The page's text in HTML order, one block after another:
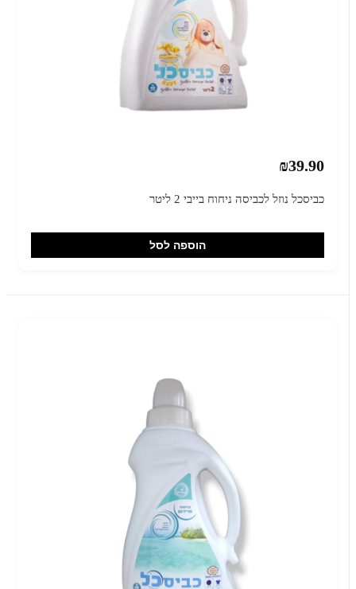
₪39.90
כביסכל נוזל לכביסה ניחוח בייבי 2 ליטר
הוספה לסל